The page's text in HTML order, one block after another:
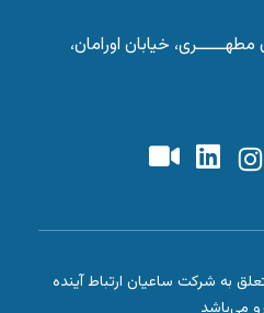
خیابان اورامان،
به شرکت ساعیان ارتباط آینده